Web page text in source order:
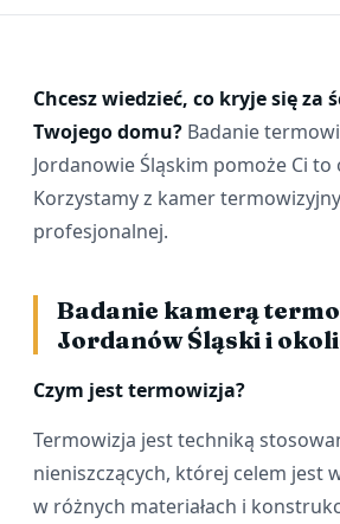
Chcesz wiedzieć, co kryje się za
Twojego domu? Badanie
Jordanowie Śląskim pomoże Ci to
Korzystamy z kamer
profesjonalnej.
Badanie kamerą
Jordanów Śląski i
Czym jest termowizja?
Termowizja jest techniką
nieniszczących, której celem jest
w różnych materiałach i